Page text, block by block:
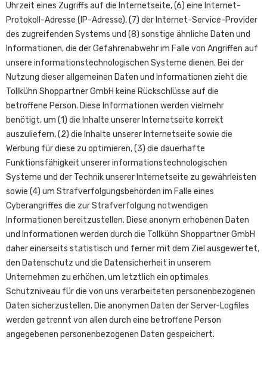
Uhrzeit eines Zugriffs auf die Internetseite, (6) eine Internet-
Protokoll-Adresse (IP-Adresse), (7) der Internet-Service-Provider
des zugreifenden Systems und (8) sonstige ähnliche Daten und
Informationen, die der Gefahrenabwehr im Falle von Angriffen auf
unsere informationstechnologischen Systeme dienen. Bei der
Nutzung dieser allgemeinen Daten und Informationen zieht die
Tollkühn Shoppartner GmbH keine Rückschlüsse auf die
betroffene Person. Diese Informationen werden vielmehr
benötigt, um (1) die Inhalte unserer Internetseite korrekt
auszuliefern, (2) die Inhalte unserer Internetseite sowie die
Werbung für diese zu optimieren, (3) die dauerhafte
Funktionsfähigkeit unserer informationstechnologischen
Systeme und der Technik unserer Internetseite zu gewährleisten
sowie (4) um Strafverfolgungsbehörden im Falle eines
Cyberangriffes die zur Strafverfolgung notwendigen
Informationen bereitzustellen. Diese anonym erhobenen Daten
und Informationen werden durch die Tollkühn Shoppartner GmbH
daher einerseits statistisch und ferner mit dem Ziel ausgewertet,
den Datenschutz und die Datensicherheit in unserem
Unternehmen zu erhöhen, um letztlich ein optimales
Schutzniveau für die von uns verarbeiteten personenbezogenen
Daten sicherzustellen. Die anonymen Daten der Server-Logfiles
werden getrennt von allen durch eine betroffene Person
angegebenen personenbezogenen Daten gespeichert.